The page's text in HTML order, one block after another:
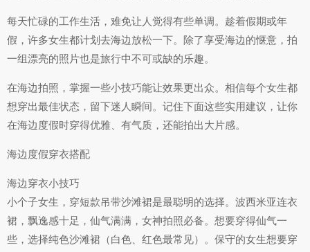
每天忙碌的工作生活，难免让人觉得有些单调。趁着假期或年
假，许多女生都计划去海边放松一下。除了享受海边的惬意，拍
一组漂亮的照片也是旅行中不可或缺的乐趣。
在海边拍照，掌握一些小技巧能让效果更出众。相信每个女生都
想穿出最佳状态，留下迷人瞬间。记住下面这些实用建议，让你
在海边度假时穿得优雅、有气质，还能拍出大片感。
海边度假穿衣搭配
海边穿衣小技巧
小个子女生，穿短款吊带沙滩裙是最聪明的选择。波西米亚连衣
裙，飘逸感十足，仙气满满，女神拍照必备。想要穿得仙气一
些，选择纯色沙滩裙（白色、红色最常见）。保守的女生想要穿